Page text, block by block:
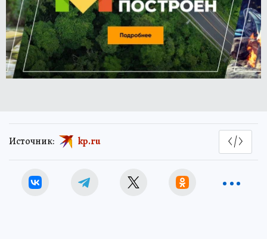
Источник: kp.ru